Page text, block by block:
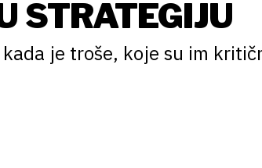
STRATEGIJU
je troše, koje su im